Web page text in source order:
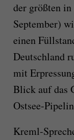
der größten
September)
einen
Deutschland
mit
Blick auf das
Ostsee-
Kreml-